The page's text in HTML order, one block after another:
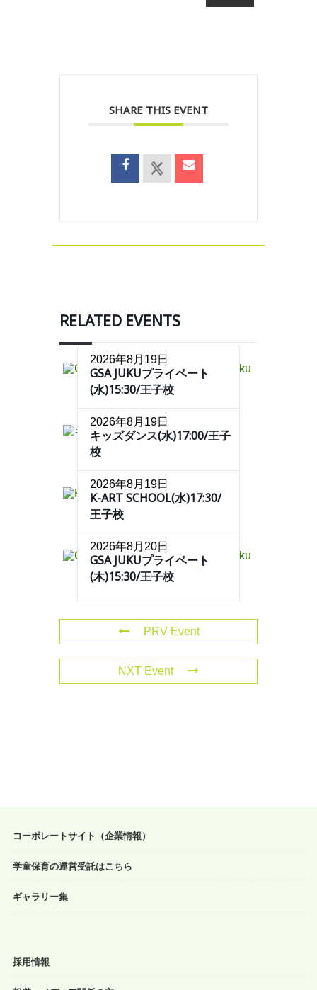
SHARE THIS EVENT
RELATED EVENTS
2026年8月19日
GSA JUKUプライベート
(水)15:30/王子校
2026年8月19日
キッズダンス(水)17:00/王子
校
2026年8月19日
K-ART SCHOOL(水)17:30/
王子校
2026年8月20日
GSA JUKUプライベート
(木)15:30/王子校
PRV Event
NXT Event
コーポレートサイト（企業情報）
学童保育の運営受託はこちら
ギャラリー集
採用情報